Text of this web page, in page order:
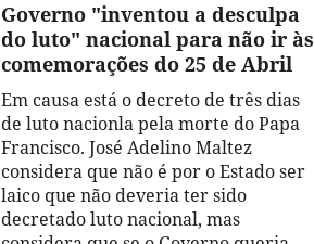
Governo "inventou a desculpa
do luto" nacional para não ir às
comemorações do 25 de Abril
Em causa está o decreto de três dias
de luto nacionla pela morte do Papa
Francisco. José Adelino Maltez
considera que não é por o Estado ser
laico que não deveria ter sido
decretado luto nacional, mas